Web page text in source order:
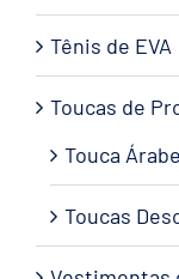
Tênis de EVA
Toucas de
Touca Árabe
Toucas